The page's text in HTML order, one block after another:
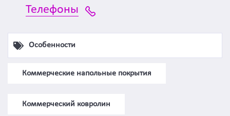
Телефоны
Особенности
Коммерческие напольные покрытия
Коммерческий ковролин